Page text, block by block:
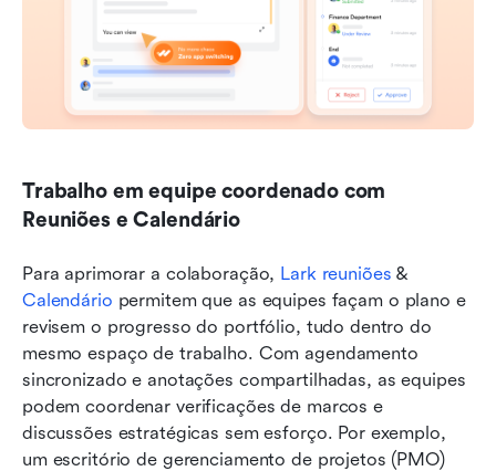
Trabalho em equipe coordenado com
Reuniões e Calendário
Para aprimorar a colaboração, Lark reuniões
Calendário permitem que as equipes façam o plano e
revisem o progresso do portfólio, tudo dentro do
mesmo espaço de trabalho. Com agendamento
sincronizado e anotações compartilhadas, as equipes
podem coordenar verificações de marcos e
discussões estratégicas sem esforço. Por exemplo,
um escritório de gerenciamento de projetos (PMO)